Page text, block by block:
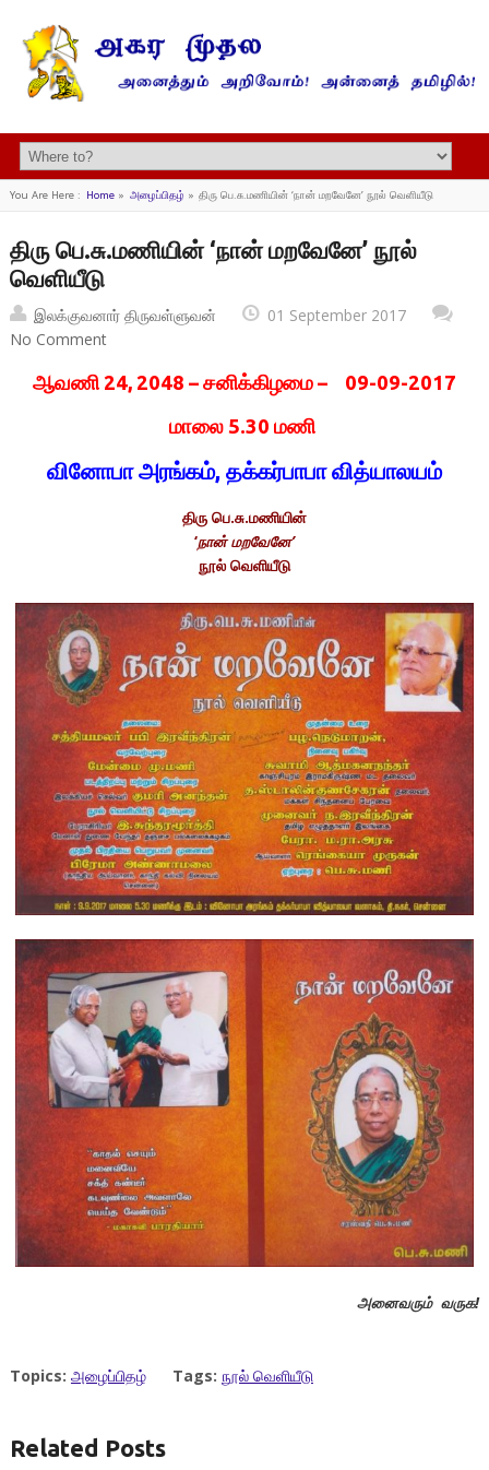
You Are Here : Home» அழைப்பிதழ் » திரு பெ.சு.மணியின் ‘நான் மறவேனே’ நூல் வெளியீடு
திரு பெ.சு.மணியின் ‘நான் மறவேனே’ நூல்
வெளியீடு
இலக்குவனார் திருவள்ளுவன்
01 September 2017
No Comment
ஆவணி 24, 2048 – சனிக்கிழமை – 09-09-2017
மாலை 5.30 மணி
வினோபா அரங்கம், தக்கர்பாபா வித்யாலயம்
திரு பெ.சு.மணியின்
‘நான் மறவேனே’
நூல் வெளியீடு
அனைவரும் வருக!
Topics: அழைப்பிதழ் Tags: நூல் வெளியீடு
Related Posts